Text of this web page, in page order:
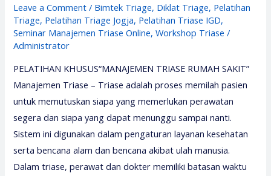
Leave a Comment / Bimtek Triage, Diklat Triage, Pelatihan
Triage, Pelatihan Triage Jogja, Pelatihan Triase IGD,
Seminar Manajemen Triase Online,Workshop Triase /
Administrator
PELATIHAN KHUSUS“MANAJEMEN TRIASE RUMAH SAKIT”
Manajemen Triase – Triase adalah proses memilah pasien
untuk memutuskan siapa yang memerlukan perawatan
segera dan siapa yang dapat menunggu sampai nanti.
Sistem ini digunakan dalam pengaturan layanan kesehatan
serta bencana alam dan bencana akibat ulah manusia.
Dalam triase, perawat dan dokter memiliki batasan waktu